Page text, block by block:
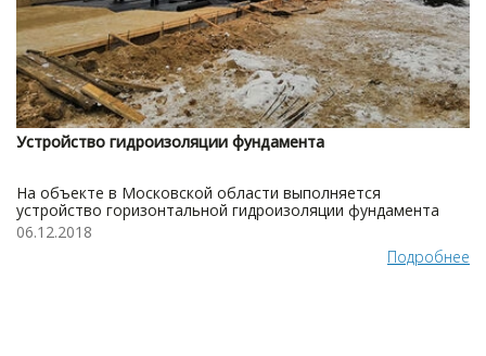
Устройство гидроизоляции фундамента
На объекте в Московской области выполняется
устройство горизонтальной гидроизоляции фундамента
06.12.2018
Подробнее